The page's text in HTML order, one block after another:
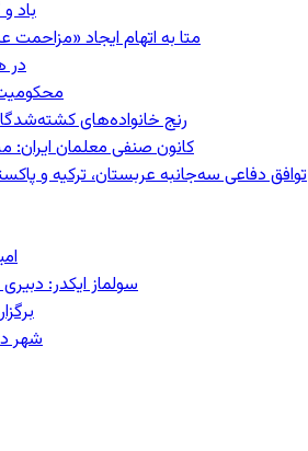
باد
متا به اتهام ایجاد «مزاحمت عمومی»
در
محکومیت
رنج خانواده‌های
کانون صنفی معلمان ایران:
توافق دفاعی سه‌جانبه عربستان، ترکیه و
سولماز ایکدر:
شهر